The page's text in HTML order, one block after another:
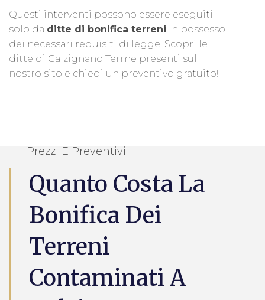
Questi interventi possono essere eseguiti
solo da ditte di bonifica terreni in possesso
dei necessari requisiti di legge. Scopri le
ditte di Galzignano Terme presenti sul
nostro sito e chiedi un preventivo gratuito!
Prezzi E Preventivi
Quanto Costa La
Bonifica Dei
Terreni
Contaminati A